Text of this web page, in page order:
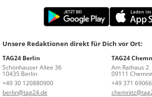
Unsere Redaktionen direkt für Dich vor Ort:
TAG24 Berlin
Schönhauser Allee 36
10435 Berlin
+49 30 120880900
berlin@tag24.de
TAG24
Am Rathaus 2
09111
+49 371